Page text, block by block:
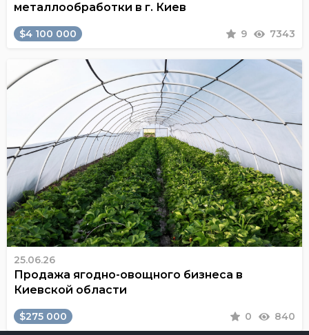
металлообработки в г. Киев
$4 100 000 9 7343
25.06.26
Продажа ягодно-овощного бизнеса в
Киевской области
$275 000 0 840